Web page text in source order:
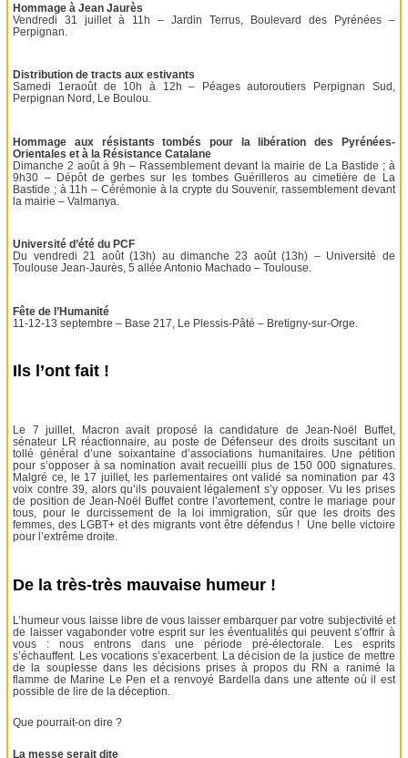
Hommage à Jean Jaurès
Vendredi 31 juillet à 11h – Jardin Terrus, Boulevard des Pyrénées –
Perpignan.
Distribution de tracts aux estivants
Samedi 1eraoût de 10h à 12h – Péages autoroutiers Perpignan Sud,
Perpignan Nord, Le Boulou.
Hommage aux résistants tombés pour la libération des Pyrénées-
Orientales et à la Résistance Catalane
Dimanche 2 août à 9h – Rassemblement devant la mairie de La Bastide ; à
9h30 – Dépôt de gerbes sur les tombes Guérilleros au cimetière de La
Bastide ; à 11h – Cérémonie à la crypte du Souvenir, rassemblement devant
la mairie – Valmanya.
Université d’été du PCF
Du vendredi 21 août (13h) au dimanche 23 août (13h) – Université de
Toulouse Jean-Jaurès, 5 allée Antonio Machado – Toulouse.
Fête de l’Humanité
11-12-13 septembre – Base 217, Le Plessis-Pâté – Bretigny-sur-Orge.
Ils l’ont fait !
Le 7 juillet, Macron avait proposé la candidature de Jean-Noël Buffet,
sénateur LR réactionnaire, au poste de Défenseur des droits suscitant un
tollé général d’une soixantaine d’associations humanitaires. Une pétition
pour s’opposer à sa nomination avait recueilli plus de 150 000 signatures.
Malgré ce, le 17 juillet, les parlementaires ont validé sa nomination par 43
voix contre 39, alors qu’ils pouvaient légalement s’y opposer. Vu les prises
de position de Jean-Noël Buffet contre l’avortement, contre le mariage pour
tous, pour le durcissement de la loi immigration, sûr que les droits des
femmes, des LGBT+ et des migrants vont être défendus ! Une belle victoire
pour l’extrême droite.
De la très-très mauvaise humeur !
L’humeur vous laisse libre de vous laisser embarquer par votre subjectivité et
de laisser vagabonder votre esprit sur les éventualités qui peuvent s’offrir à
vous : nous entrons dans une période pré-électorale. Les esprits
s’échauffent. Les vocations s’exacerbent. La décision de la justice de mettre
de la souplesse dans les décisions prises à propos du RN a ranimé la
flamme de Marine Le Pen et a renvoyé Bardella dans une attente où il est
possible de lire de la déception.
Que pourrait-on dire ?
La messe serait dite